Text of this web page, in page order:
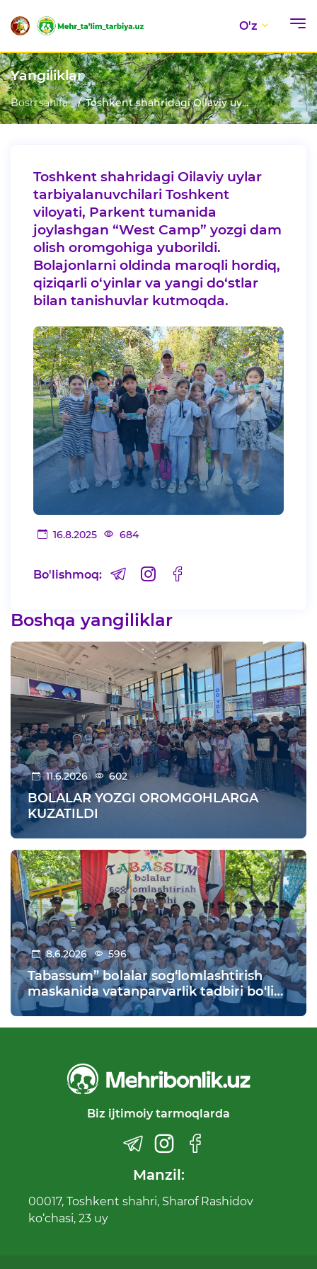
O'z
Yangiliklar
Bosh sahifa Toshkent shahridagi Oilaviy uy...
Toshkent shahridagi Oilaviy uylar
tarbiyalanuvchilari Toshkent
viloyati, Parkent tumanida
joylashgan “West Camp” yozgi dam
olish oromgohiga yuborildi.
Bolajonlarni oldinda maroqli hordiq,
qiziqarli o‘yinlar va yangi do‘stlar
bilan tanishuvlar kutmoqda.
16.8.2025 684
Bo'lishmoq:
Boshqa yangiliklar
11.6.2026 602
BOLALAR YOZGI OROMGOHLARGA
KUZATILDI
8.6.2026 596
Tabassum” bolalar sog‘lomlashtirish
maskanida vatanparvarlik tadbiri bo‘lib
o‘tdi
Biz ijtimoiy tarmoqlarda
Manzil:
00017, Toshkent shahri, Sharof Rashidov
ko‘chasi, 23 uy